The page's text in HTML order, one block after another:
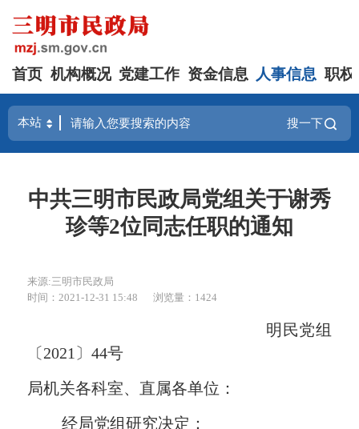
首页 机构概况 党建工作 资金信息 人事信息 职权
搜一下
中共三明市民政局党组关于谢秀
珍等2位同志任职的通知
来源:三明市民政局
时间：2021-12-31 15:48
浏览量：1424
明民党组
〔2021 〕44号
局机关各科室、直属各单位：
经局党组研究决定：